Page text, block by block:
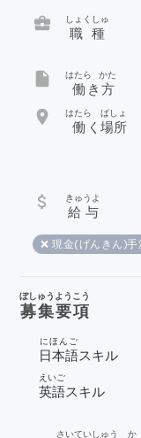
business_center
職種
しょくしゅ
insert_drive_file
働
はたら
き 方
かた
location_on
働
はたら
く場所
ばしょ
attach_money
給与
きゅうよ
❌ 現金(げんきん)
募集要項
ぼしゅうようこう
日本語
にほんご
スキル
英語
えいご
スキル
さいていしゅう か